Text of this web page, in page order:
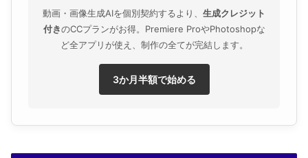
動画・画像生成AIを個別契約するより、 生成クレジット
付きのCCプランがお得。Premiere ProやPhotoshopな
ど全アプリが使え、制作の全てが完結します。
3か月半額で始める